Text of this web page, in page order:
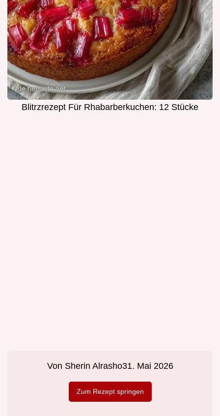
Blitrzrezept Für Rhabarberkuchen: 12 Stücke
Von Sherin Alrasho31. Mai 2026
Zum Rezept springen